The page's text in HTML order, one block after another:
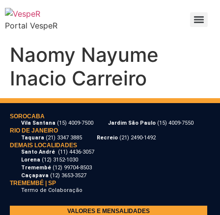
Portal VespeR
Naomy Nayume
Inacio Carreiro
SOROCABA
Vila Santana (15) 4009-7500 Jardim São Paulo (15) 4009-7550
RIO DE JANEIRO
Taquara (21) 3347 3885 Recreio (21) 2490-1492
DEMAIS LOCALIDADES
Santo André (11) 4436-3057
Lorena (12) 3152-1030
Tremembé (12) 99704-8503
Caçapava (12) 3653-3527
TREMEMBÉ | SP
Termo de Colaboração
VALORES E MENSALIDADES